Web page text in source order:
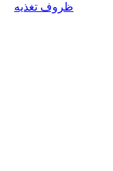
ظروف تغذیه